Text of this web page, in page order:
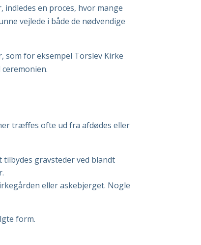
en proces, hvor mange
vejlede i både de nødvendige
som for eksempel Torslev Kirke
træffes ofte ud fra afdødes eller
gravsteder ved blandt
eller askebjerget. Nogle
form.